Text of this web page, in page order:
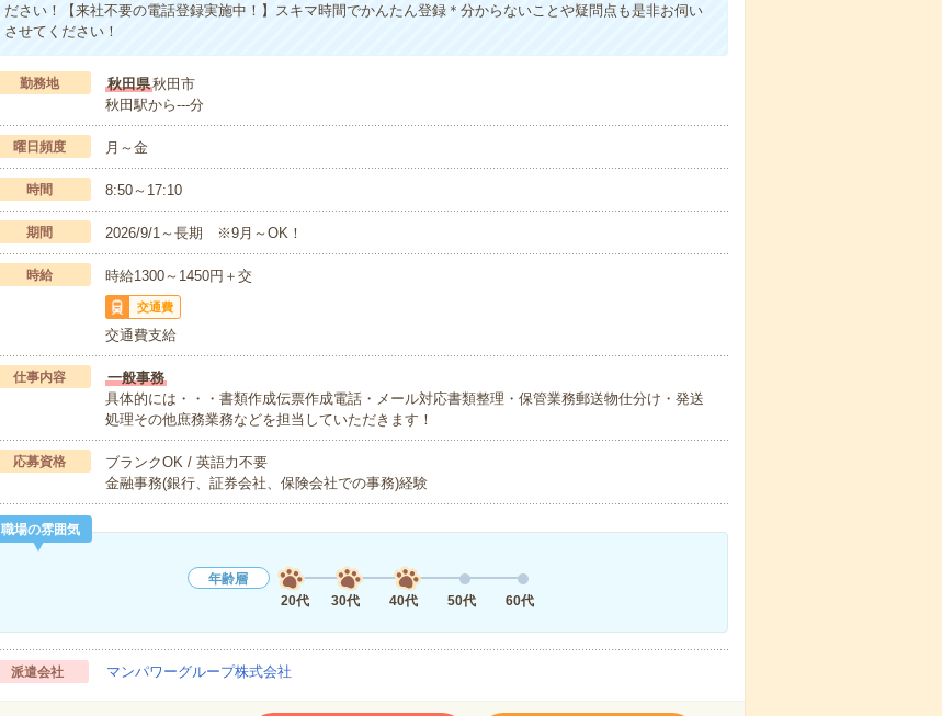
ださい！【来社不要の電話登録実施中！】スキマ時間でかんたん登録＊分からないことや疑問点も是非お伺い
させてください！
勤務地 秋田県秋田市
秋田駅から---分
曜日頻度 月～金
時間 8:50～17:10
期間 2026/9/1～長期 ※9月～OK！
時給 時給1300～1450円＋交
交通費
交通費支給
仕事内容
一般事務
具体的には・・・書類作成伝票作成電話・メール対応書類整理・保管業務郵送物仕分け・発送
処理その他庶務業務などを担当していただきます！
応募資格
ブランクOK / 英語力不要
金融事務(銀行、証券会社、保険会社での事務)経験
職場の雰囲気
年齢層
20代
30代 40代 50代 60代
派遣会社 マンパワーグループ株式会社